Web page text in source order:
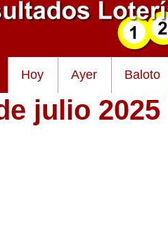
Hoy Ayer Baloto
julio 2025